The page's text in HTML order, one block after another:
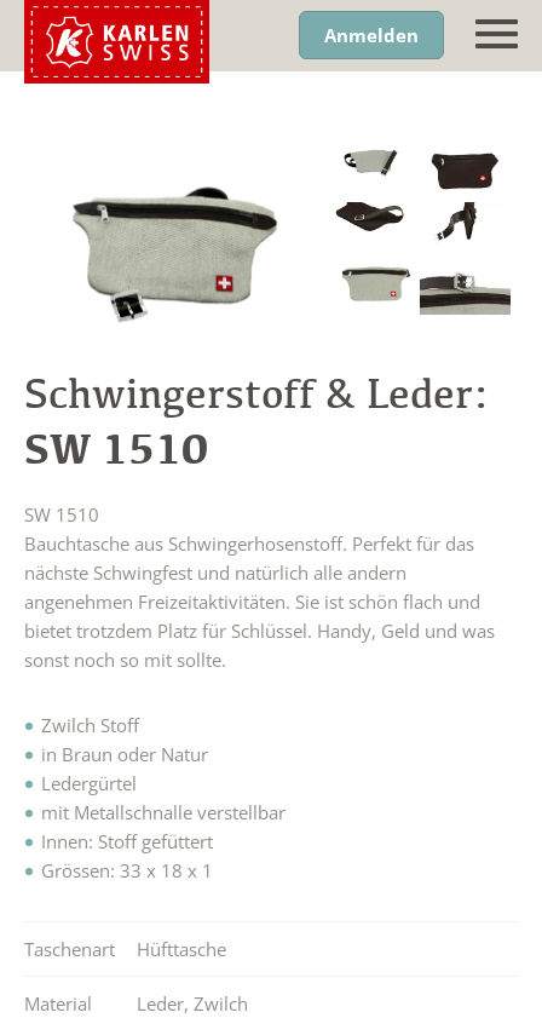
Anmelden
Schwingerstoff & Leder:
SW 1510
SW 1510
Bauchtasche aus Schwingerhosenstoff. Perfekt für das
nächste Schwingfest und natürlich alle andern
angenehmen Freizeitaktivitäten. Sie ist schön flach und
bietet trotzdem Platz für Schlüssel. Handy, Geld und was
sonst noch so mit sollte.
Zwilch Stoff
in Braun oder Natur
Ledergürtel
mit Metallschnalle verstellbar
Innen: Stoff gefüttert
Grössen: 33 x 18 x 1
Taschenart Hüfttasche
Material Leder, Zwilch